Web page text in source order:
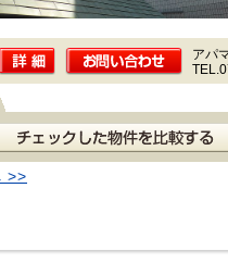
アパ
>>